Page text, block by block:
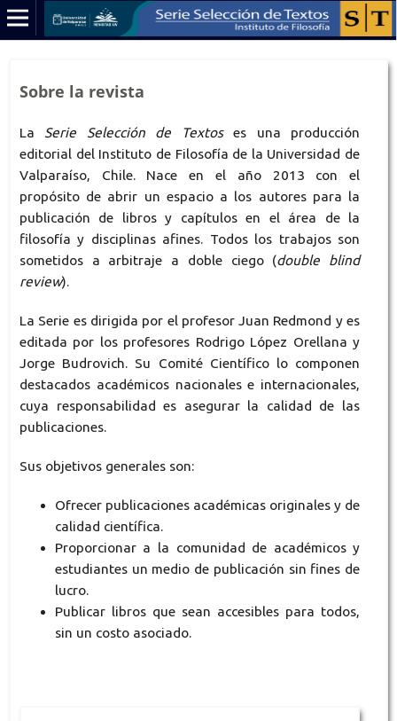
Sobre la revista
La Serie Selección de Textoses una producción
editorial del Instituto de Filosofía de la Universidad de
Valparaíso, Chile. Nace en el año 2013 con el
propósito de abrir un espacio a los autores para la
publicación de libros y capítulos en el área de la
filosofía y disciplinas afines. Todos los trabajos son
sometidos a arbitraje a doble ciego (double blind
review).
La Serie es dirigida por el profesor Juan Redmond y es
editada por los profesores Rodrigo López Orellana y
Jorge Budrovich. Su Comité Científico lo componen
destacados académicos nacionales e internacionales,
cuya responsabilidad es asegurar la calidad de las
publicaciones.
Sus objetivos generales son:
Ofrecer publicaciones académicas originales y de
calidad científica.
Proporcionar a la comunidad de académicos y
estudiantes un medio de publicación sin fines de
lucro.
Publicar libros que sean accesibles para todos,
sin un costo asociado.